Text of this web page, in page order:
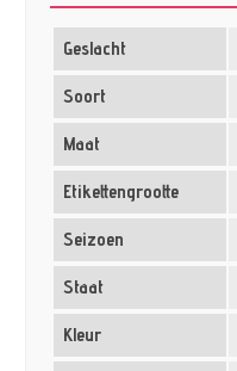
Geslacht
Soort
Maat
Etikettengrootte
Seizoen
Staat
Kleur